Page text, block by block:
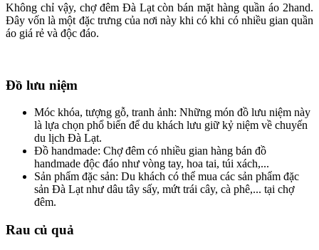
Không chỉ vậy, chợ đêm Đà Lạt còn bán mặt hàng quần áo 2hand.
Đây vốn là một đặc trưng của nơi này khi có khi có nhiều gian quần
áo giá rẻ và độc đáo.
Đồ lưu niệm
Móc khóa, tượng gỗ, tranh ảnh: Những món đồ lưu niệm này
là lựa chọn phổ biến để du khách lưu giữ kỷ niệm về chuyến
du lịch Đà Lạt.
Đồ handmade: Chợ đêm có nhiều gian hàng bán đồ
handmade độc đáo như vòng tay, hoa tai, túi xách,...
Sản phẩm đặc sản: Du khách có thể mua các sản phẩm đặc
sản Đà Lạt như dâu tây sấy, mứt trái cây, cà phê,... tại chợ
đêm.
Rau củ quả